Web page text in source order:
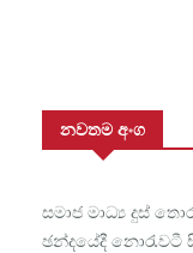
නවතම අංග
සමාජ මාධ්‍ය දුස්
ඡන්දයේදී නොරැවටී